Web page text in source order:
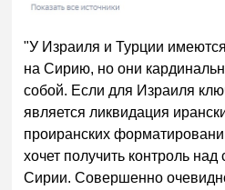
"У Израиля и Турции
на Сирию, но они
собой. Если для Израиля
является ликвидация
проиранских
хочет получить контроль
Сирии. Совершенно